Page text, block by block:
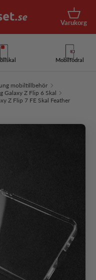
Korg
Varukorg
Mobilfodral
mobiltillbehör
Galaxy Z Flip 6 Skal
Z Flip 7 FE Skal Feather